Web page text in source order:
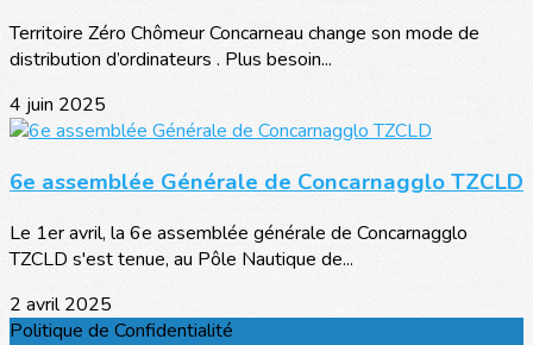
Territoire Zéro Chômeur Concarneau change son mode de
distribution d’ordinateurs . Plus besoin...
4 juin 2025
6e assemblée Générale de Concarnagglo TZCLD
Le 1er avril, la 6e assemblée générale de Concarnagglo
TZCLD s'est tenue, au Pôle Nautique de...
2 avril 2025
Politique de Confidentialité